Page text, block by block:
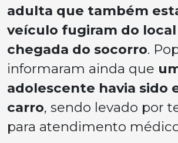
adulta que também
veículo fugiram do
chegada do socorro.
informaram ainda que
adolescente havia sido
carro, sendo levado por
para atendimento